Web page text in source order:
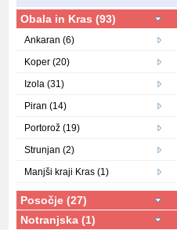
Obala in Kras (93)
Ankaran (6)
Koper (20)
Izola (31)
Piran (14)
Portorož (19)
Strunjan (2)
Manjši kraji Kras (1)
Posočje (27)
Notranjska (1)